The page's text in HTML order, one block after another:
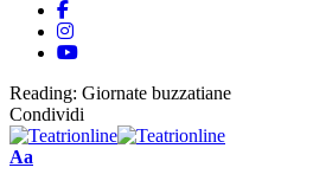
Reading: Giornate buzzatiane
Condividi
Font
Aa